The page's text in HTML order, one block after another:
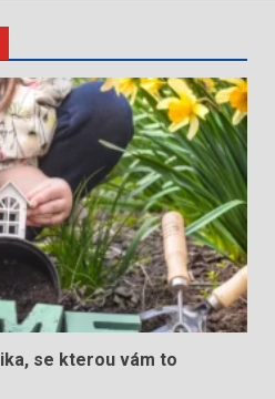
se kterou vám to